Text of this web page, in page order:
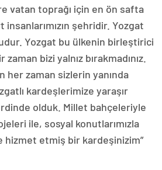
vatan toprağı için en ön safta
şehridir. Yozgat
Yozgat bu ülkenin birleştirici
bizi yalnız bırakmadınız.
her zaman sizlerin yanında
kardeşlerimize yaraşır
olduk. Millet bahçeleriyle
ile, sosyal konutlarımızla
hizmet etmiş bir kardeşinizim”